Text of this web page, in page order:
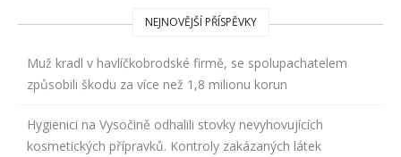
NEJNOVĚJŠÍ PŘÍSPĚVKY
Muž kradl v havlíčkobrodské firmě, se spolupachatelem
způsobili škodu za více než 1,8 milionu korun
Hygienici na Vysočině odhalili stovky nevyhovujících
kosmetických přípravků. Kontroly zakázaných látek